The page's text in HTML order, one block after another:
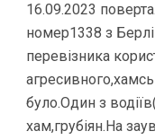
16.09.2023
номер1338 з
перевізника
було.Один з
хам,грубіян.На